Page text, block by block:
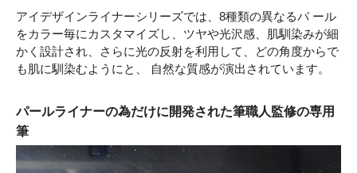
アイデザインライナーシリーズでは、8種類の異なるパ ール
をカラー毎にカスタマイズし、ツヤや光沢感、肌馴染みが細
かく設計され、さらに光の反射を利用して、どの角度からで
も肌に馴染むようにと、 自然な質感が演出されています。
パールライナーの為だけに開発された筆職人監修の専用
筆